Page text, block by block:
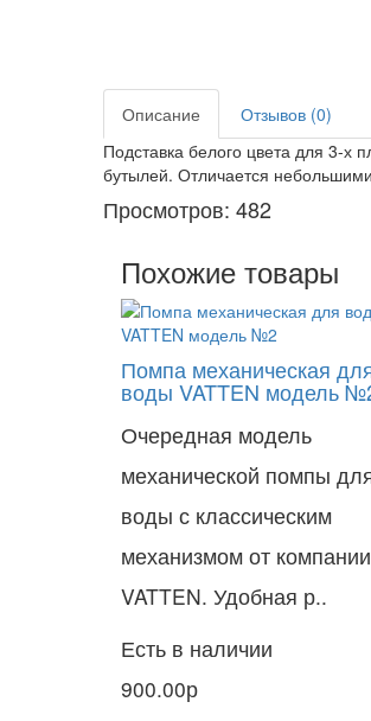
Описание
Отзывов (0)
Подставка белого цвета для 3-х
бутылей. Отличается небольшими
Просмотров: 482
Похожие товары
Помпа механическая
воды VATTEN модель
Очередная модель
механической помпы
воды с классическим
механизмом от компании
VATTEN. Удобная р..
Есть в наличии
900.00р